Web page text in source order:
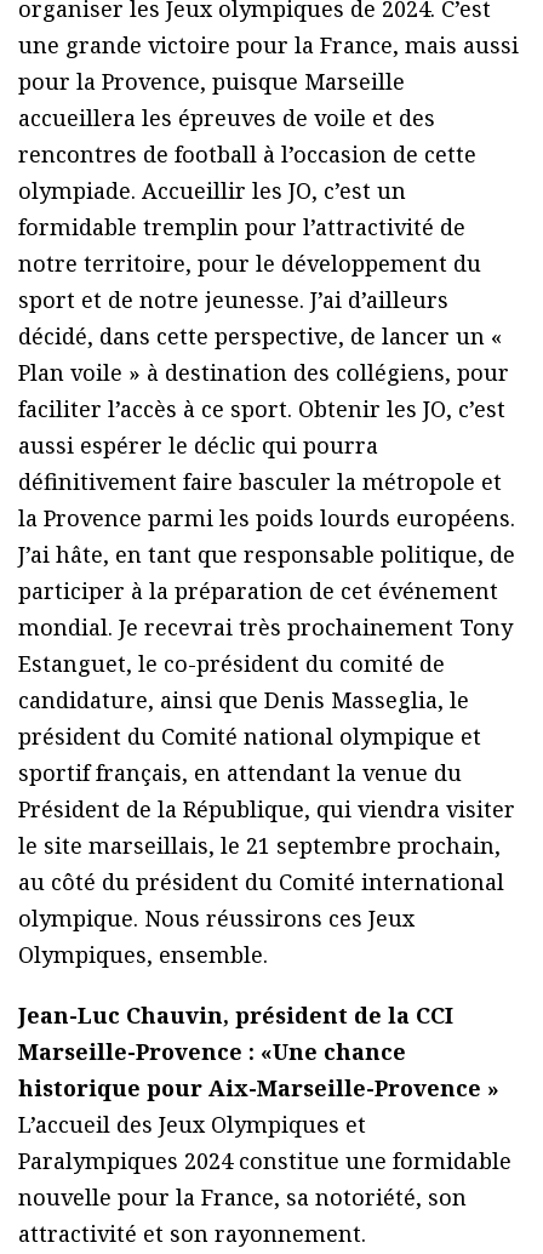
organiser les Jeux olympiques de 2024. C’est
une grande victoire pour la France, mais aussi
pour la Provence, puisque Marseille
accueillera les épreuves de voile et des
rencontres de football à l’occasion de cette
olympiade. Accueillir les JO, c’est un
formidable tremplin pour l’attractivité de
notre territoire, pour le développement du
sport et de notre jeunesse. J’ai d’ailleurs
décidé, dans cette perspective, de lancer un «
Plan voile » à destination des collégiens, pour
faciliter l’accès à ce sport. Obtenir les JO, c’est
aussi espérer le déclic qui pourra
définitivement faire basculer la métropole et
la Provence parmi les poids lourds européens.
J’ai hâte, en tant que responsable politique, de
participer à la préparation de cet événement
mondial. Je recevrai très prochainement Tony
Estanguet, le co-président du comité de
candidature, ainsi que Denis Masseglia, le
président du Comité national olympique et
sportif français, en attendant la venue du
Président de la République, qui viendra visiter
le site marseillais, le 21 septembre prochain,
au côté du président du Comité international
olympique. Nous réussirons ces Jeux
Olympiques, ensemble.
Jean-Luc Chauvin, président de la CCI
Marseille-Provence : «Une chance
historique pour Aix-Marseille-Provence »
L’accueil des Jeux Olympiques et
Paralympiques 2024 constitue une formidable
nouvelle pour la France, sa notoriété, son
attractivité et son rayonnement.